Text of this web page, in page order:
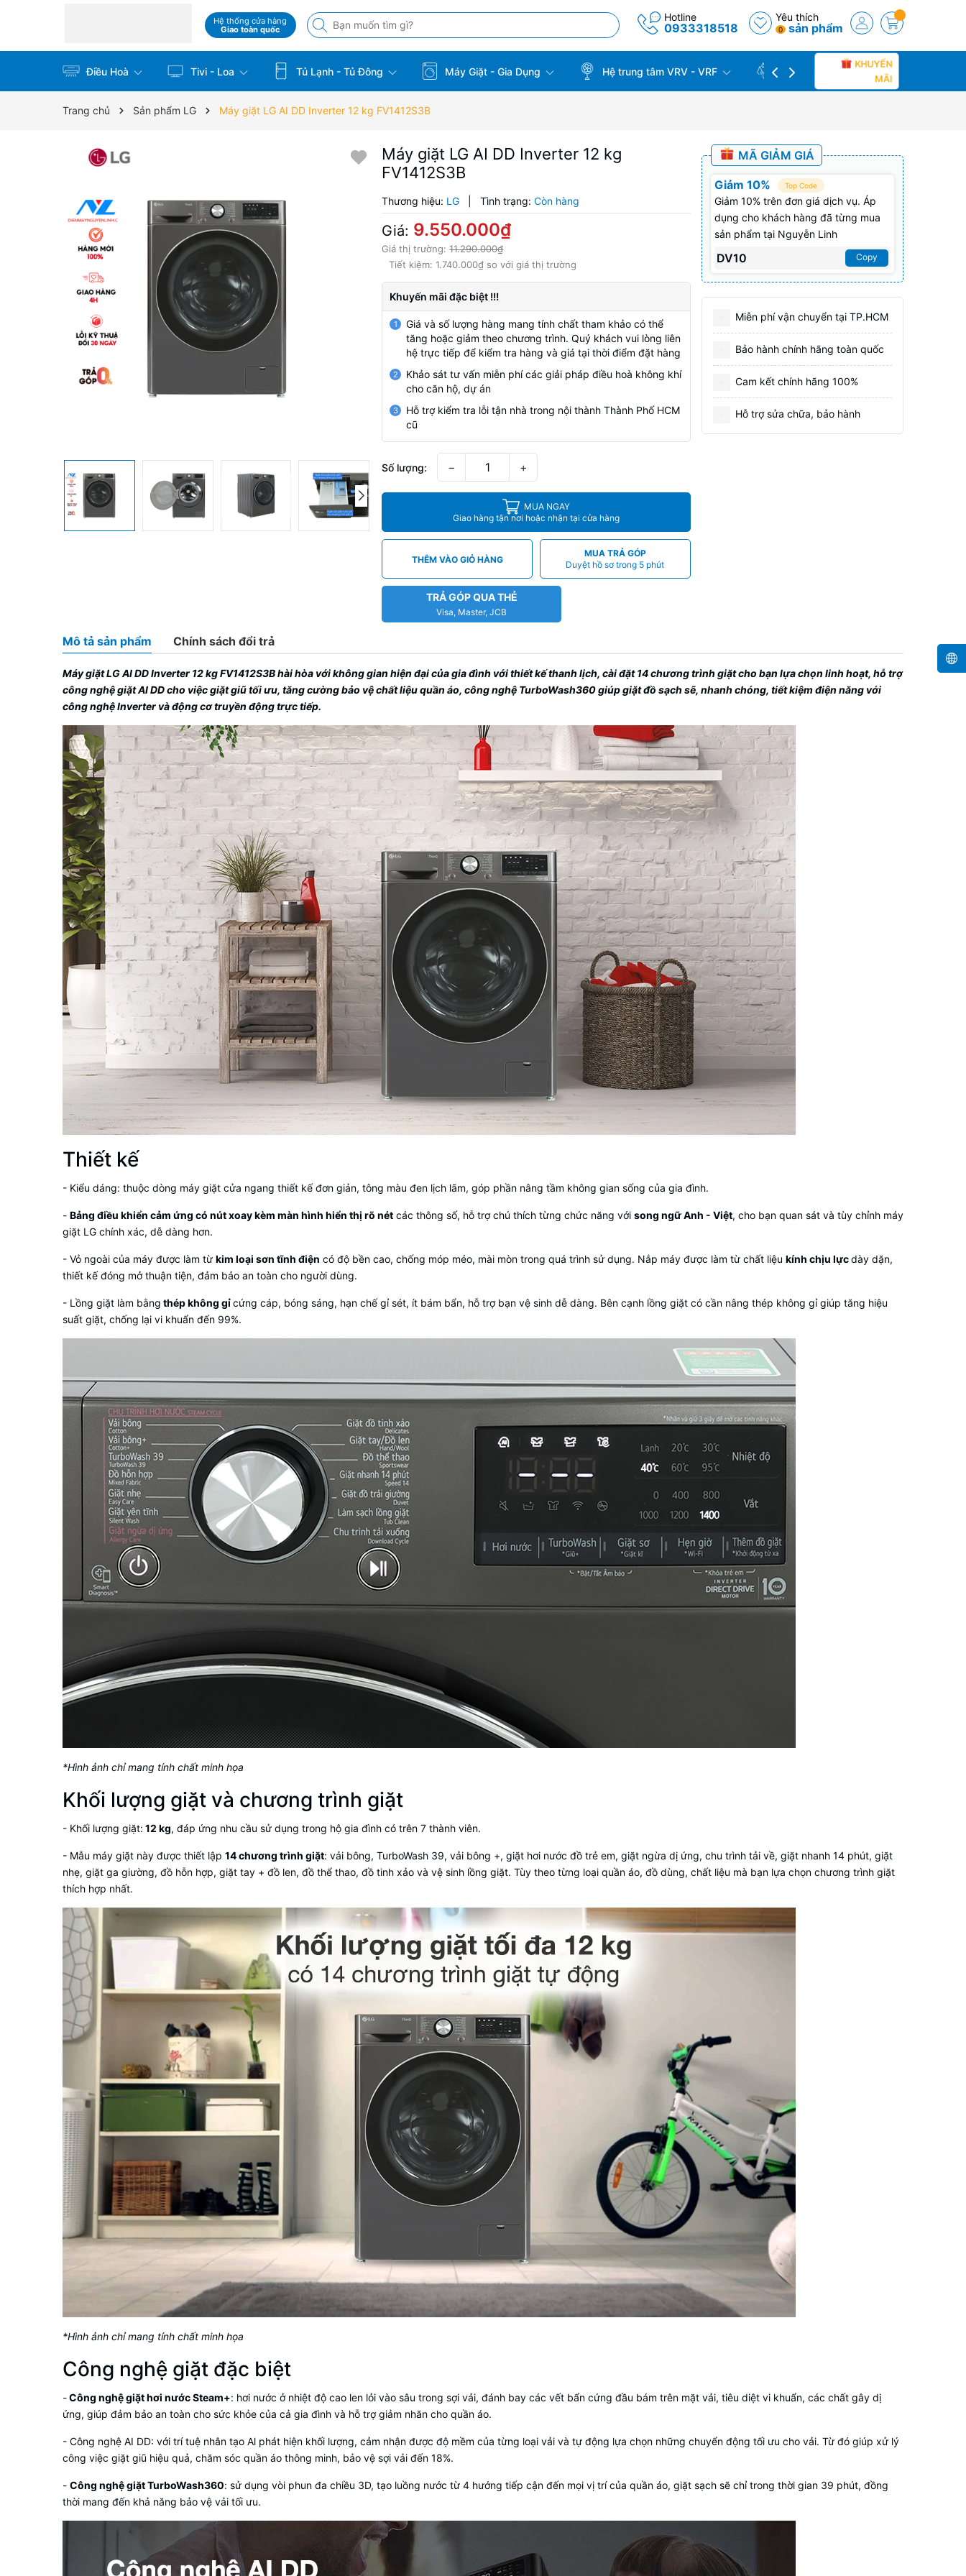
Hệ thống cửa hàng
Giao toàn quốc
Hotline
0933318518
Yêu thích
0 sản phẩm
Điều Hoà Tivi - Loa Tủ Lạnh - Tủ Đông Máy Giặt - Gia Dụng Hệ trung tâm VRV - VRF CÔNG TRÌNH THỰC TẾ
KHUYẾN
MÃI
Trang chủ Sản phẩm LG Máy giặt LG AI DD Inverter 12 kg FV1412S3B
Máy giặt LG AI DD Inverter 12 kg
FV1412S3B
Thương hiệu: LG Tình trạng: Còn hàng
Giá: 9.550.000₫
Giá thị trường:11.290.000₫
Tiết kiệm:1.740.000₫ so với giá thị trường
Khuyến mãi đặc biệt !!!
1
Giá và số lượng hàng mang tính chất tham khảo có thể
tăng hoặc giảm theo chương trình. Quý khách vui lòng liên
hệ trực tiếp để kiểm tra hàng và giá tại thời điểm đặt hàng
2
Khảo sát tư vấn miễn phí các giải pháp điều hoà không khí
cho căn hộ, dự án
3
Hỗ trợ kiểm tra lỗi tận nhà trong nội thành Thành Phố HCM
cũ
Số lượng: − +
MUA NGAY
Giao hàng tận nơi hoặc nhận tại cửa hàng
THÊM VÀO GIỎ HÀNG
MUA TRẢ GÓP
Duyệt hồ sơ trong 5 phút
TRẢ GÓP QUA THẺ
Visa, Master, JCB
MÃ GIẢM GIÁ
Giảm 10% Top Code
Giảm 10% trên đơn giá dịch vụ. Áp
dụng cho khách hàng đã từng mua
sản phẩm tại Nguyễn Linh
DV10 Copy
Miễn phí vận chuyển tại TP.HCM
Bảo hành chính hãng toàn quốc
Cam kết chính hãng 100%
Hỗ trợ sửa chữa, bảo hành
Mô tả sản phẩm Chính sách đổi trả
Máy giặt LG AI DD Inverter 12 kg FV1412S3Bhài hòa với không gian hiện đại của gia đình với thiết kế thanh lịch, cài đặt 14 chương trình giặt cho bạn lựa chọn linh hoạt, hỗ trợ
công nghệ giặt AI DD cho việc giặt giũ tối ưu, tăng cường bảo vệ chất liệu quần áo, công nghệ TurboWash360 giúp giặt đồ sạch sẽ, nhanh chóng, tiết kiệm điện năng với
công nghệ Inverter và động cơ truyền động trực tiếp.
Thiết kế
- Kiểu dáng: thuộc dòng máy giặt cửa ngang thiết kế đơn giản, tông màu đen lịch lãm, góp phần nâng tầm không gian sống của gia đình.
- Bảng điều khiển cảm ứng có nút xoay kèm màn hình hiển thị rõ nét các thông số, hỗ trợ chú thích từng chức năng với song ngữ Anh - Việt, cho bạn quan sát và tùy chỉnh máy
giặt LG chính xác, dễ dàng hơn.
- Vỏ ngoài của máy được làm từ kim loại sơn tĩnh điện có độ bền cao, chống móp méo, mài mòn trong quá trình sử dụng. Nắp máy được làm từ chất liệu kính chịu lựcdày dặn,
thiết kế đóng mở thuận tiện, đảm bảo an toàn cho người dùng.
- Lồng giặt làm bằng thép không gỉcứng cáp, bóng sáng, hạn chế gỉ sét, ít bám bẩn, hỗ trợ bạn vệ sinh dễ dàng. Bên cạnh lồng giặt có cần nâng thép không gỉ giúp tăng hiệu
suất giặt, chống lại vi khuẩn đến 99%.
*Hình ảnh chỉ mang tính chất minh họa
Khối lượng giặt và chương trình giặt
- Khối lượng giặt: 12 kg, đáp ứng nhu cầu sử dụng trong hộ gia đình có trên 7 thành viên.
- Mẫu máy giặt này được thiết lập 14 chương trình giặt: vải bông, TurboWash 39, vải bông +, giặt hơi nước đồ trẻ em, giặt ngừa dị ứng, chu trình tải về, giặt nhanh 14 phút, giặt
nhẹ, giặt ga giường, đồ hỗn hợp, giặt tay + đồ len, đồ thể thao, đồ tinh xảo và vệ sinh lồng giặt. Tùy theo từng loại quần áo, đồ dùng, chất liệu mà bạn lựa chọn chương trình giặt
thích hợp nhất.
*Hình ảnh chỉ mang tính chất minh họa
Công nghệ giặt đặc biệt
-Công nghệ giặt hơi nước Steam+: hơi nước ở nhiệt độ cao len lỏi vào sâu trong sợi vải, đánh bay các vết bẩn cứng đầu bám trên mặt vải, tiêu diệt vi khuẩn, các chất gây dị
ứng, giúp đảm bảo an toàn cho sức khỏe của cả gia đình và hỗ trợ giảm nhăn cho quần áo.
- Công nghệ AI DD: với trí tuệ nhân tạo Al phát hiện khối lượng, cảm nhận được độ mềm của từng loại vải và tự động lựa chọn những chuyển động tối ưu cho vải. Từ đó giúp xử lý
công việc giặt giũ hiệu quả, chăm sóc quần áo thông minh, bảo vệ sợi vải đến 18%.
- Công nghệ giặt TurboWash360: sử dụng vòi phun đa chiều 3D, tạo luồng nước từ 4 hướng tiếp cận đến mọi vị trí của quần áo, giặt sạch sẽ chỉ trong thời gian 39 phút, đồng
thời mang đến khả năng bảo vệ vải tối ưu.